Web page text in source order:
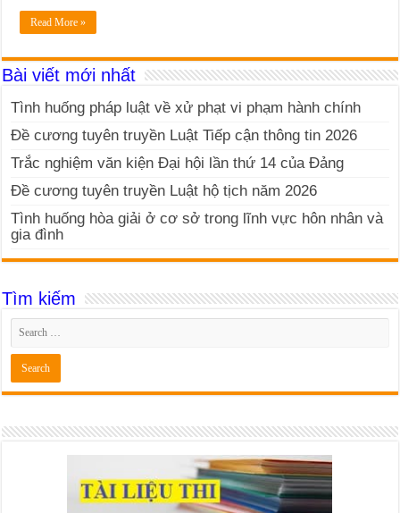
Read More »
Bài viết mới nhất
Tình huống pháp luật về xử phạt vi phạm hành chính
Đề cương tuyên truyền Luật Tiếp cận thông tin 2026
Trắc nghiệm văn kiện Đại hội lần thứ 14 của Đảng
Đề cương tuyên truyền Luật hộ tịch năm 2026
Tình huống hòa giải ở cơ sở trong lĩnh vực hôn nhân và
gia đình
Tìm kiếm